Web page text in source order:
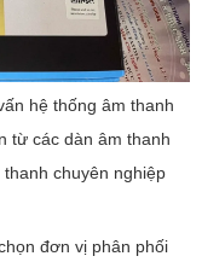
hệ thống âm thanh
từ các dàn âm thanh
chuyên nghiệp
đơn vị phân phối